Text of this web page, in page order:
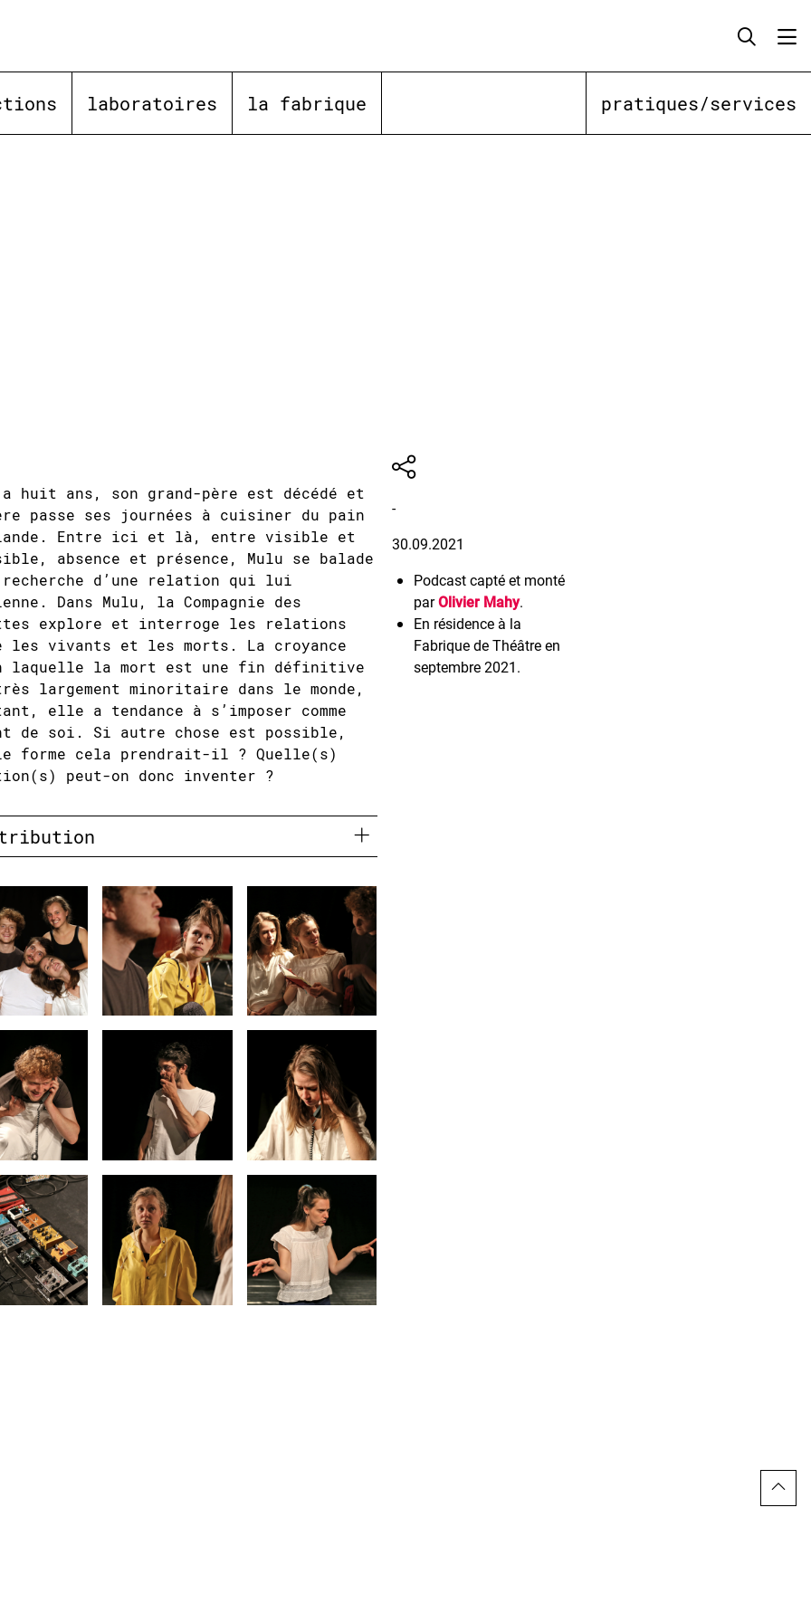
laboratoires la fabrique pratiques/services
a huit ans, son grand-père est décédé et
passe ses journées à cuisiner du pain
Entre ici et là, entre visible et
absence et présence, Mulu se balade
d’une relation qui lui
Dans Mulu, la Compagnie des
explore et interroge les relations
les vivants et les morts. La croyance
laquelle la mort est une fin définitive
largement minoritaire dans le monde,
elle a tendance à s’imposer comme
de soi. Si autre chose est possible,
forme cela prendrait-il ? Quelle(s)
peut-on donc inventer ?
-
30.09.2021
Podcast capté et monté
parOlivier Mahy.
En résidence à la
Fabrique de Théâtre en
septembre 2021.